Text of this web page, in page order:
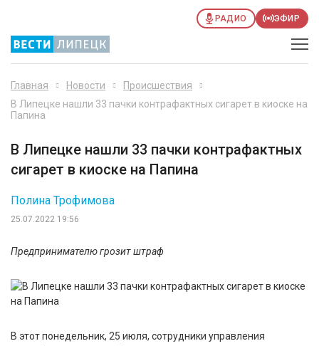
РАДИО ЭФИР
Главная Новости
Происшествия
В Липецке нашли 33 пачки контрафактных сигарет в киоске на
Папина
В Липецке нашли 33 пачки контрафактных
сигарет в киоске на Папина
25.07.2022 19:56
Полина Трофимова
Предпринимателю грозит штраф
В этот понедельник, 25 июля, сотрудники управления